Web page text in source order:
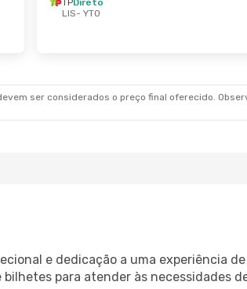
TPDireto
LIS- YTO
ser considerados o preço final oferecido.
e dedicação a uma experiência
para atender às necessidades